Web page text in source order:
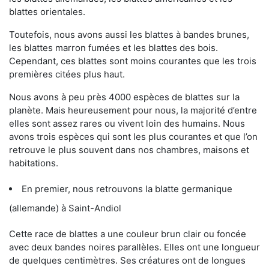
blattes orientales.
Toutefois, nous avons aussi les blattes à bandes brunes,
les blattes marron fumées et les blattes des bois.
Cependant, ces blattes sont moins courantes que les trois
premières citées plus haut.
Nous avons à peu près 4000 espèces de blattes sur la
planète. Mais heureusement pour nous, la majorité d’entre
elles sont assez rares ou vivent loin des humains. Nous
avons trois espèces qui sont les plus courantes et que l’on
retrouve le plus souvent dans nos chambres, maisons et
habitations.
En premier, nous retrouvons la blatte germanique
(allemande) à Saint-Andiol
Cette race de blattes a une couleur brun clair ou foncée
avec deux bandes noires parallèles. Elles ont une longueur
de quelques centimètres. Ses créatures ont de longues